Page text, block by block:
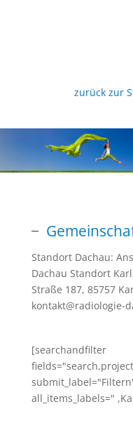
zurück zur
Standort Dachau:
Dachau Standort
Straße 187, 85757
kontakt@radiologie-
[searchandfilter
all_items_labels="